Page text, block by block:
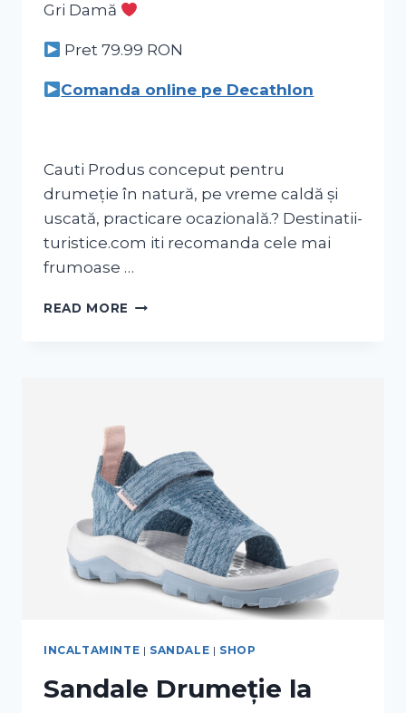
Gri Damă
Pret 79.99 RON
Comanda online pe Decathlon
Cauti Produs conceput pentru
drumeție în natură, pe vreme caldă și
uscată, practicare ocazională.? Destinatii-
turistice.com iti recomanda cele mai
frumoase …
READ MORE
INCALTAMINTE | SANDALE | SHOP
Sandale Drumeție la